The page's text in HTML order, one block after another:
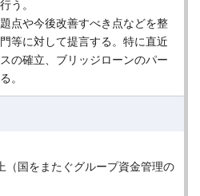
う。
点や今後改善すべき点などを整
等に対して提言する。特に直近
の確立、ブリッジローンのパー
。
（国をまたぐグループ資金管理の